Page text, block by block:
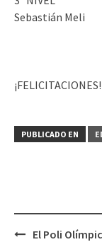
Sebastián Meli
¡FELICITACIONES!
PUBLICADO EN
Navegación
El Poli